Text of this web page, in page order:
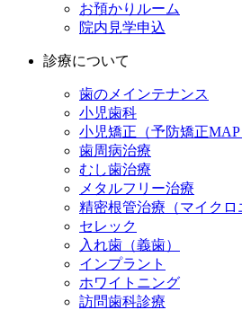
お預かりルーム
院内見学申込
診療について
歯のメインテナンス
小児歯科
小児矯正（予防矯正MAP
歯周病治療
むし歯治療
メタルフリー治療
精密根管治療（マイクロ
セレック
入れ歯（義歯）
インプラント
ホワイトニング
訪問歯科診療